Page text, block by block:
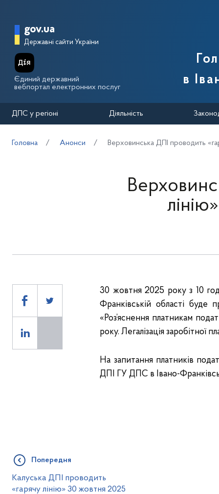
Головна сторінка Державної
gov.ua
Державні сайти України
Єдиний державний
вебпортал електронних послуг
в
ДПС у регіоні Діяльність
Головна Анонси Верховинська ДПІ проводить
30 жовтня 2025 року з 10
Франківській області буде
«Роз’яснення платникам
року. Легалізація заробітної
На запитання платників
ДПІ ГУ ДПС в Івано-
Попередня
Калуська ДПІ проводить
«гарячу лінію» 30 жовтня 2025